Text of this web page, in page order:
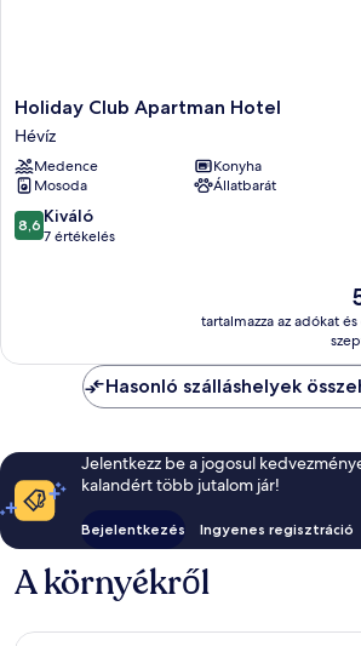
Holiday
Club
Apartman
Hotel
Hévíz
Holiday Club Apartman Hotel
Hévíz
Medence
Konyha
Mosoda
Állatbarát
8.6
ennyiből:
8,6 Kiváló
7 értékelés
tartalmazza az adókat
Hasonló szálláshelyek
Jelentkezz be a jogosul
kalandért több jutalom jár!
Bejelentkezés Ingyenes regisztráció
A környékről